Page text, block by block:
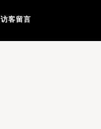
访客留言